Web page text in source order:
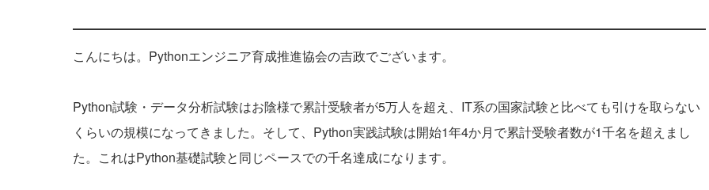
こんにちは。Pythonエンジニア育成推進協会の吉政でございます。
Python試験・データ分析試験はお陰様で累計受験者が5万人を超え、IT系の国家試験と比べても引けを取らない
くらいの規模になってきました。そして、Python実践試験は開始1年4か月で累計受験者数が1千名を超えまし
た。これはPython基礎試験と同じペースでの千名達成になります。